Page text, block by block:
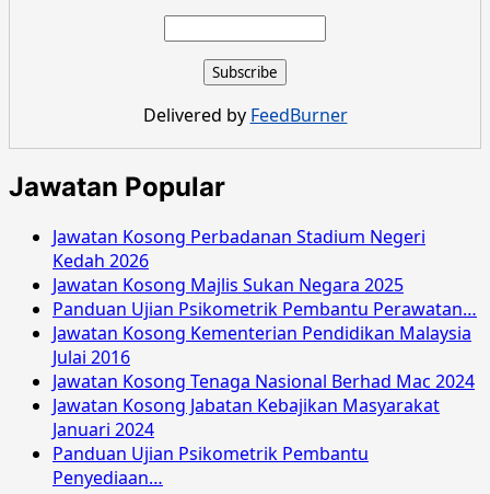
Sabak
Bernam
Selangor
Februari
Delivered by FeedBurner
Jawatan Popular
Jawatan Kosong Perbadanan Stadium Negeri
Kedah 2026
Jawatan Kosong Majlis Sukan Negara 2025
Panduan Ujian Psikometrik Pembantu Perawatan…
Jawatan Kosong Kementerian Pendidikan Malaysia
Julai 2016
Jawatan Kosong Tenaga Nasional Berhad Mac 2024
Jawatan Kosong Jabatan Kebajikan Masyarakat
Januari 2024
Panduan Ujian Psikometrik Pembantu
Penyediaan…